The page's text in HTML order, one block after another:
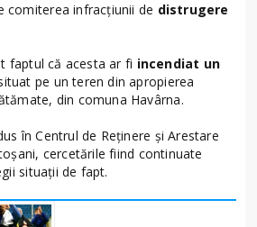
comiterea infracțiunii de distrugere
faptul că acesta ar fi incendiat un
pe un teren din apropierea
din comuna Havârna.
în Centrul de Reținere și Arestare
cercetările fiind continuate
situații de fapt.